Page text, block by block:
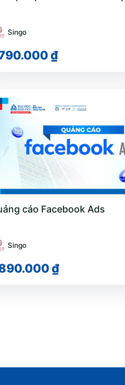
Singo
₫
cáo Facebook Ads
Singo
₫